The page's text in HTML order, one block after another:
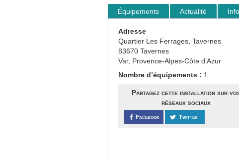
Équipements Actualité
Adresse
Quartier Les Ferrages, Tavernes
83670 Tavernes
Var, Provence-Alpes-Côte d’Azur
Nombre d’équipements : 1
Partagez cette installation sur
réseaux sociaux
Facebook Twitter